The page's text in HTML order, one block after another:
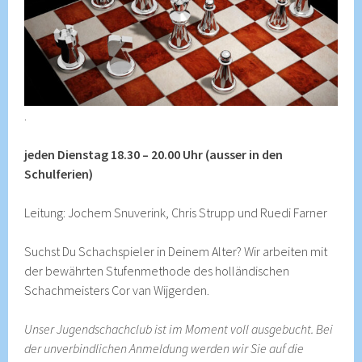
.
jeden Dienstag 18.30 – 20.00 Uhr (ausser in den
Schulferien)
Leitung: Jochem Snuverink, Chris Strupp und Ruedi Farner
Suchst Du Schachspieler in Deinem Alter? Wir arbeiten mit
der bewährten Stufenmethode des holländischen
Schachmeisters Cor van Wijgerden.
Unser Jugendschachclub ist im Moment voll ausgebucht. Bei
der unverbindlichen Anmeldung werden wir Sie auf die